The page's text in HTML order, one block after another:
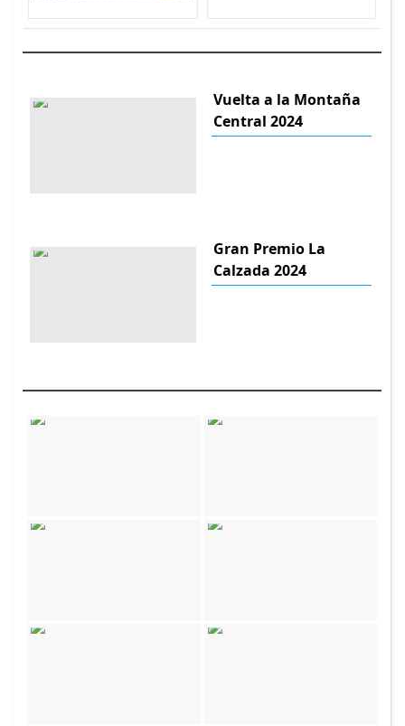
Vuelta a la Montaña
Central 2024
Gran Premio La
Calzada 2024